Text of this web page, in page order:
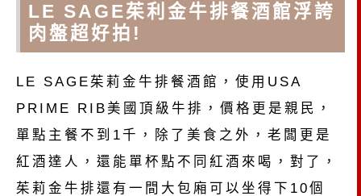
LE SAGE茱利金牛排餐酒館浮誇
肉盤超好拍!
LE SAGE茱莉金牛排餐酒館，使用USA
PRIME RIB美國頂級牛排，價格更是親民，
單點主餐不到1千，除了美食之外，老闆更是
紅酒達人，還能單杯點不同紅酒來喝，對了，
茱莉金牛排還有一間大包廂可以坐得下10個